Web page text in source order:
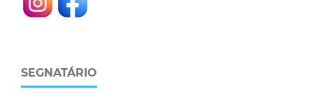
SEGNATÁRIO